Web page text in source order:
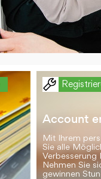
Account
Mit Ihrem
Sie alle
Verbesserung
Nehmen Sie
gewinnen